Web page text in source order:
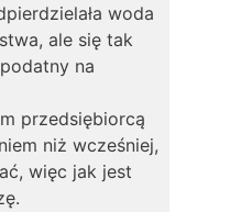
woda
ale się tak
na
przedsiębiorcą
niż wcześniej,
więc jak jest